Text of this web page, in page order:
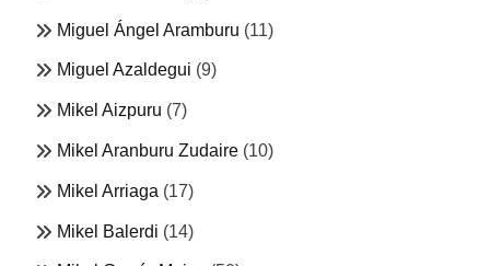
Miguel Ángel Aramburu (11)
Miguel Azaldegui (9)
Mikel Aizpuru (7)
Mikel Aranburu Zudaire (10)
Mikel Arriaga (17)
Mikel Balerdi (14)